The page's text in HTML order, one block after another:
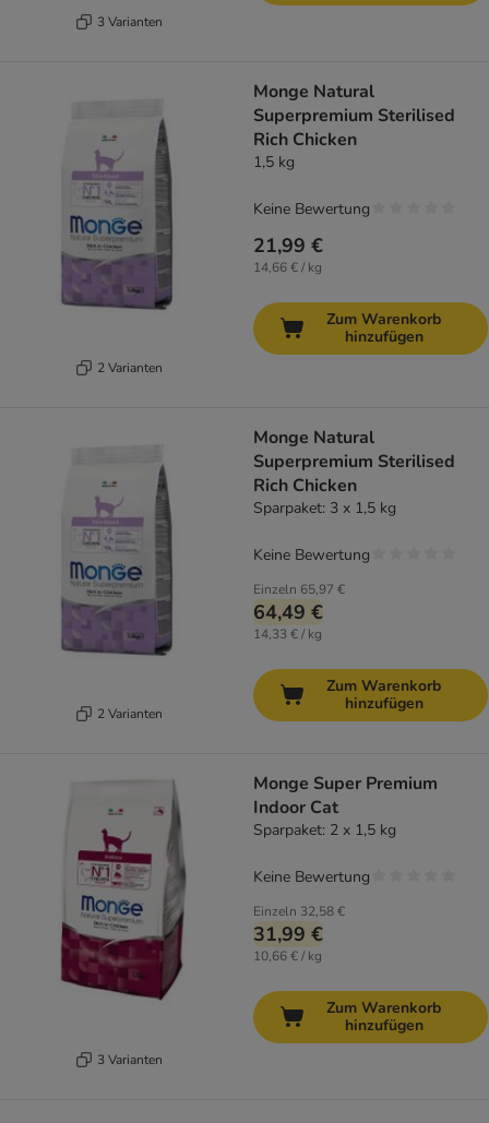
3 Varianten
2 Varianten
Monge Natural
Superpremium Sterilised
Rich Chicken
1,5 kg
21,99 €
14,66 € / kg
Keine Bewertung
Zum Warenkorb
hinzufügen
2 Varianten
Monge Natural
Superpremium Sterilised
Rich Chicken
Sparpaket: 3 x 1,5 kg
Einzeln 65,97 €
64,49 €
14,33 € / kg
Keine Bewertung
Zum Warenkorb
hinzufügen
3 Varianten
Monge Super Premium
Indoor Cat
Sparpaket: 2 x 1,5 kg
Einzeln 32,58 €
31,99 €
10,66 € / kg
Keine Bewertung
Zum Warenkorb
hinzufügen